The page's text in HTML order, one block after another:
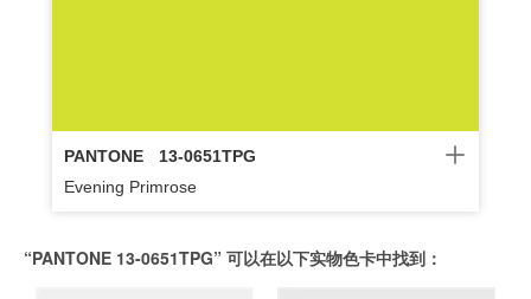
PANTONE
13-0651TPG
Evening Primrose
“PANTONE 13-0651TPG” 可以在以下实物色卡中找到：